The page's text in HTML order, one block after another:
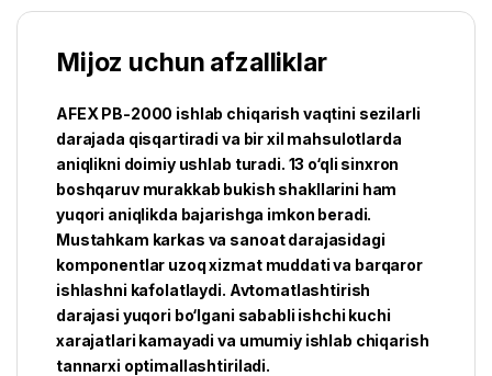
Mijoz uchun afzalliklar
AFEX PB-2000 ishlab chiqarish vaqtini sezilarli
darajada qisqartiradi va bir xil mahsulotlarda
aniqlikni doimiy ushlab turadi. 13 o‘qli sinxron
boshqaruv murakkab bukish shakllarini ham
yuqori aniqlikda bajarishga imkon beradi.
Mustahkam karkas va sanoat darajasidagi
komponentlar uzoq xizmat muddati va barqaror
ishlashni kafolatlaydi. Avtomatlashtirish
darajasi yuqori bo‘lgani sababli ishchi kuchi
xarajatlari kamayadi va umumiy ishlab chiqarish
tannarxi optimallashtiriladi.